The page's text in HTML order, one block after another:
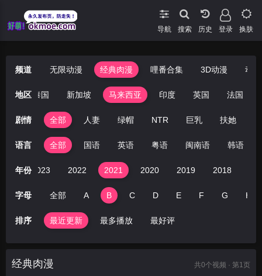
导航 搜索 登录 换肤
频道 无限动漫 经典肉漫 哩番合集 3D动漫 动
地区 泰国 新加坡 马来西亚 印度 英国 法国
剧情 全部 人妻 绿帽 NTR 巨乳 扶她
语言 全部 国语 英语 粤语 闽南语 韩语
年份2023 2022 2021 2020 2019 2018
字母 全部 A B C D E F G H
排序 最近更新 最多播放 最好评
经典肉漫 共0个视频 · 第1页